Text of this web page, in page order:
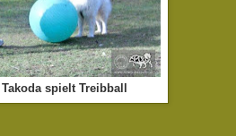
spielt Treibball